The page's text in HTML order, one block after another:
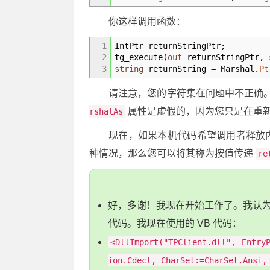
你这样调用函数：
1
2
3
IntPtr returnStringPtr;
tg_execute(out returnStringPtr,
string returnString = Marshal .
请注意，您的字符集在问题中不正
rshalAs 属性是虚假的，因为您只是在重
现在，如果本机代码希望调用者释
种情况，那么您可以将其称为按值传递
好，多谢！我现在开始工作了。我认
代码。我现在使用的 VB 代码：
<DllImport("TPClient.dll",
ion.Cdecl,